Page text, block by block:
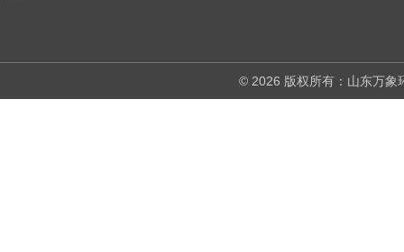
© 2026 版权所有：山东万